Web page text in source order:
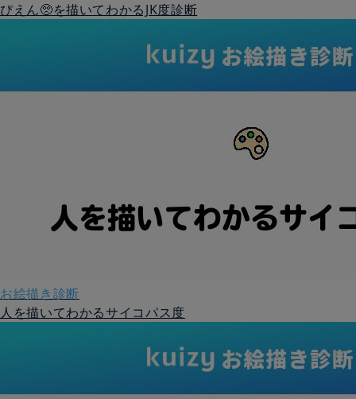
ぴえん🥺を描いてわかるJK度診断
お絵描き診断
人を描いてわかるサイコパス度